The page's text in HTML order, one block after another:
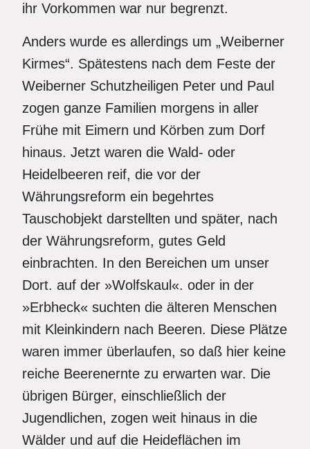
ihr Vorkommen war nur begrenzt.
Anders wurde es allerdings um „Weiberner
Kirmes“. Spätestens nach dem Feste der
Weiberner Schutzheiligen Peter und Paul
zogen ganze Familien morgens in aller
Frühe mit Eimern und Körben zum Dorf
hinaus. Jetzt waren die Wald- oder
Heidelbeeren reif, die vor der
Währungsreform ein begehrtes
Tauschobjekt darstellten und später, nach
der Währungsreform, gutes Geld
einbrachten. In den Bereichen um unser
Dort. auf der »Wolfskaul«. oder in der
»Erbheck« suchten die älteren Menschen
mit Kleinkindern nach Beeren. Diese Plätze
waren immer überlaufen, so daß hier keine
reiche Beerenernte zu erwarten war. Die
übrigen Bürger, einschließlich der
Jugendlichen, zogen weit hinaus in die
Wälder und auf die Heideflächen im